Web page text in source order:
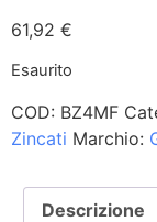
61,92 €
Esaurito
COD: BZ4MF
Zincati Marchio:
Descrizione